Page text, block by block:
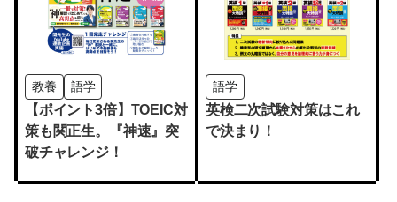
教養 語学
【ポイント3倍】TOEIC対
策も関正生。『神速』突
破チャレンジ！
語学
英検二次試験対策はこれ
で決まり！